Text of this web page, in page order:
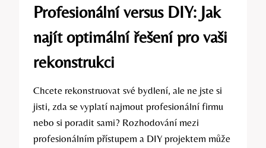
Profesionální versus DIY: Jak
najít optimální řešení pro vaši
rekonstrukci
Chcete rekonstruovat své bydlení, ale ne jste si
jisti, zda se vyplatí najmout profesionální firmu
nebo si poradit sami? Rozhodování mezi
profesionálním přístupem a DIY projektem může